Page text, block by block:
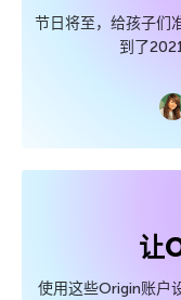
节日将至，给孩子们
到了
让
使用这些Origin账户